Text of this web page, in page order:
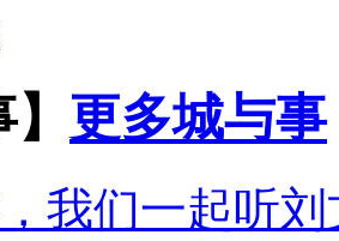
更多城与事
我们一起听刘